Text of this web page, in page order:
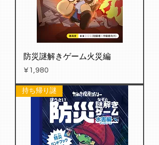
防災謎解きゲーム火災編
Price
¥1,980
持ち帰り謎